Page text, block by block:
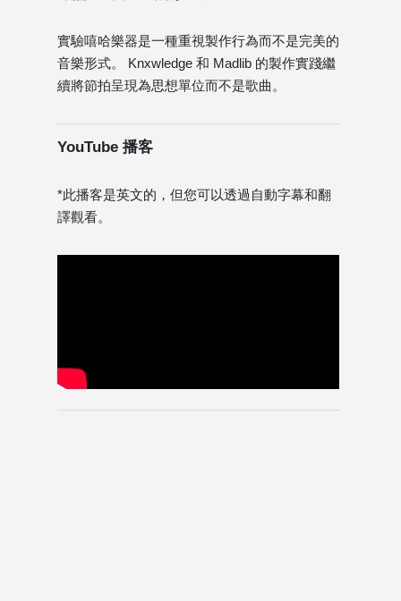
實驗嘻哈樂器是一種重視製作行為而不是完美的
音樂形式。 Knxwledge 和 Madlib 的製作實踐繼
續將節拍呈現為思想單位而不是歌曲。
YouTube 播客
*此播客是英文的，但您可以透過自動字幕和翻
譯觀看。